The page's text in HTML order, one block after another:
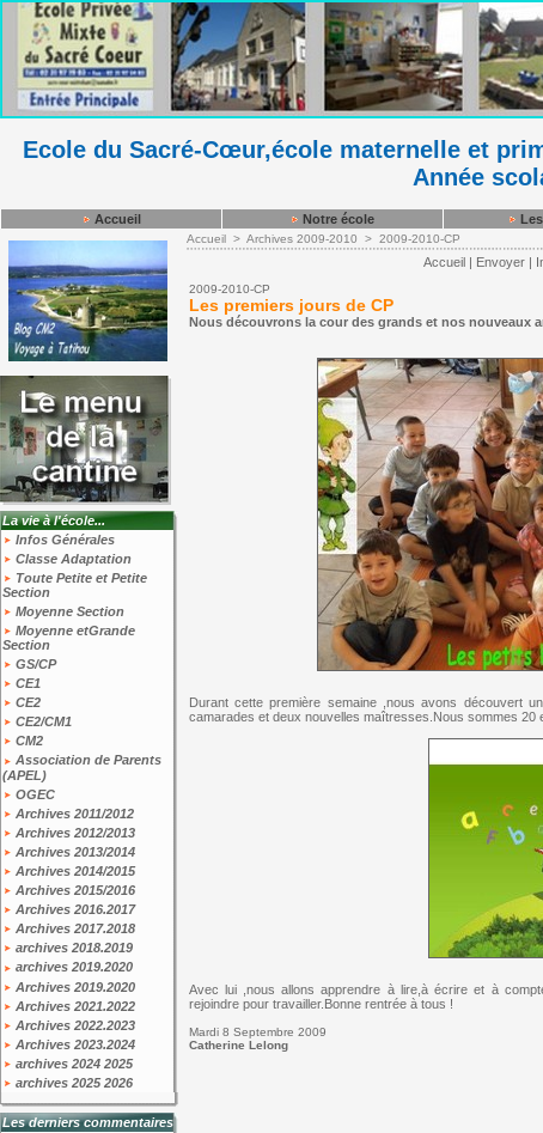
Ecole du Sacré-Cœur,école maternelle et
Année
Accueil Notre école
La vie à l'école...
Infos Générales
Classe Adaptation
Toute Petite et Petite
Section
Moyenne Section
Moyenne etGrande
Section
GS/CP
CE1
CE2
CE2/CM1
CM2
Association de Parents
(APEL)
OGEC
Archives 2011/2012
Archives 2012/2013
Archives 2013/2014
Archives 2014/2015
Archives 2015/2016
Archives 2016.2017
Archives 2017.2018
archives 2018.2019
archives 2019.2020
Archives 2019.2020
Archives 2021.2022
Archives 2022.2023
Archives 2023.2024
archives 2024 2025
archives 2025 2026
Les derniers commentaires
Accueil > Archives 2009-2010 > 2009-2010-CP
Accueil | Envoyer |
2009-2010-CP
Les premiers jours de CP
Nous découvrons la cour des grands et nos nouveaux
Durant cette première semaine ,nous avons découvert
camarades et deux nouvelles maîtresses.Nous sommes 20
Avec lui ,nous allons apprendre à lire,à écrire et à
rejoindre pour travailler.Bonne rentrée à tous !
Mardi 8 Septembre 2009
Catherine Lelong